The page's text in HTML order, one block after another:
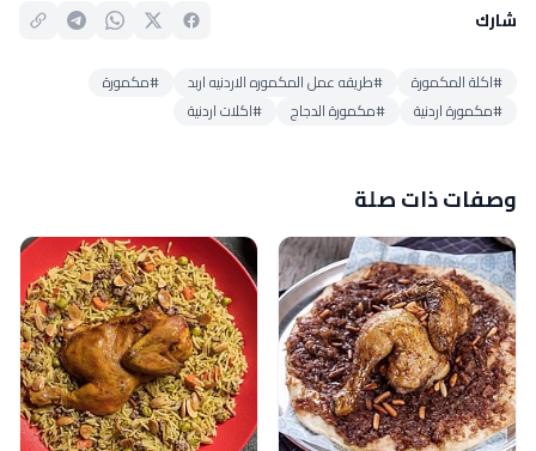
شارك
#اكلة المكمورة #طريقه عمل المكموره الاردنيه اربد
#مكمورة
#مكمورة اردنية
#مكمورة الدجاج #اكلات اردنية
وصفات ذات صلة